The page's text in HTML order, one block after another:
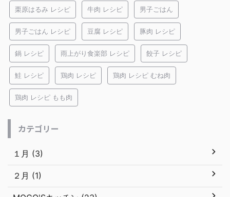
栗原はるみ レシピ 牛肉 レシピ 男子ごはん
男子ごはん レシピ 豆腐 レシピ 豚肉 レシピ
鍋 レシピ 雨上がり食楽部 レシピ 餃子 レシピ
鮭 レシピ 鶏肉 レシピ 鶏肉 レシピ むね肉
鶏肉 レシピ もも肉
カテゴリー
１月 (3)
２月 (1)